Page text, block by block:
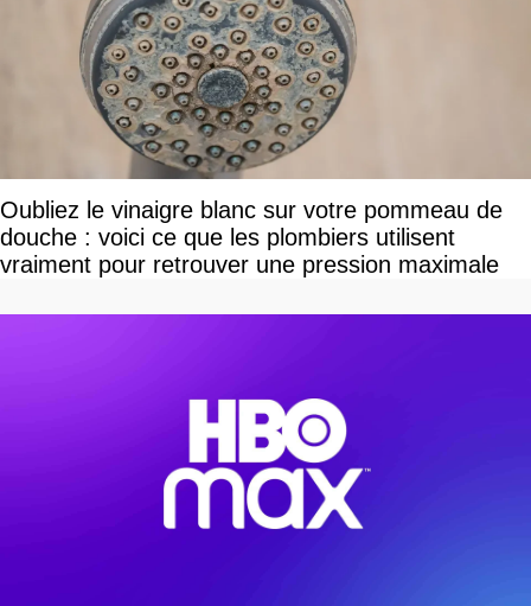
Oubliez le vinaigre blanc sur votre pommeau de
douche : voici ce que les plombiers utilisent
vraiment pour retrouver une pression maximale